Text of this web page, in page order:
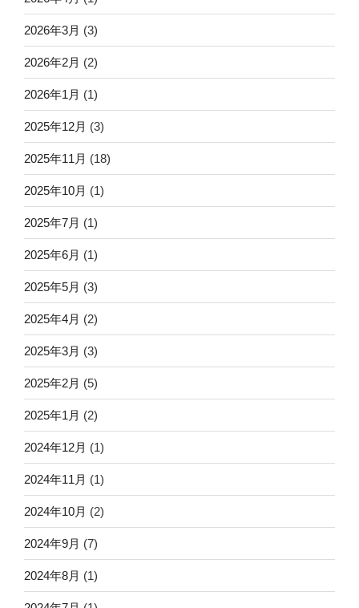
2026年3月 (3)
2026年2月 (2)
2026年1月 (1)
2025年12月 (3)
2025年11月 (18)
2025年10月 (1)
2025年7月 (1)
2025年6月 (1)
2025年5月 (3)
2025年4月 (2)
2025年3月 (3)
2025年2月 (5)
2025年1月 (2)
2024年12月 (1)
2024年11月 (1)
2024年10月 (2)
2024年9月 (7)
2024年8月 (1)